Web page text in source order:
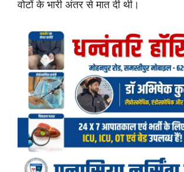
वोटों के भारी अंतर से मात दी थी।